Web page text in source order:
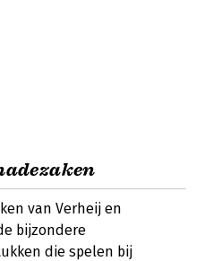
van Verheij en
bijzondere
die spelen bij